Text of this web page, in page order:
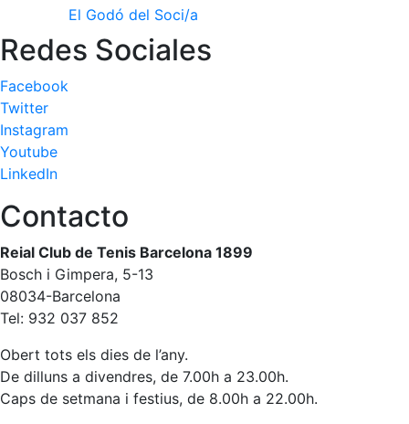
El Godó del Soci/a
Redes Sociales
Facebook
Twitter
Instagram
Youtube
LinkedIn
Contacto
Reial Club de Tenis Barcelona 1899
Bosch i Gimpera, 5-13
08034-Barcelona
Tel: 932 037 852
Obert tots els dies de l’any.
De dilluns a divendres, de 7.00h a 23.00h.
Caps de setmana i festius, de 8.00h a 22.00h.